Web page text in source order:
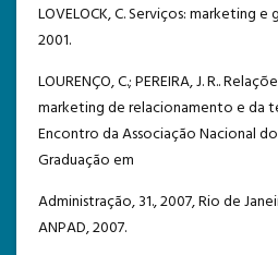
LOVELOCK, C. Serviços: marketing
2001.
LOURENÇO, C.; PEREIRA, J. R..
marketing de relacionamento e da
Encontro da Associação Nacional
Graduação em
Administração, 31., 2007, Rio de
ANPAD, 2007.